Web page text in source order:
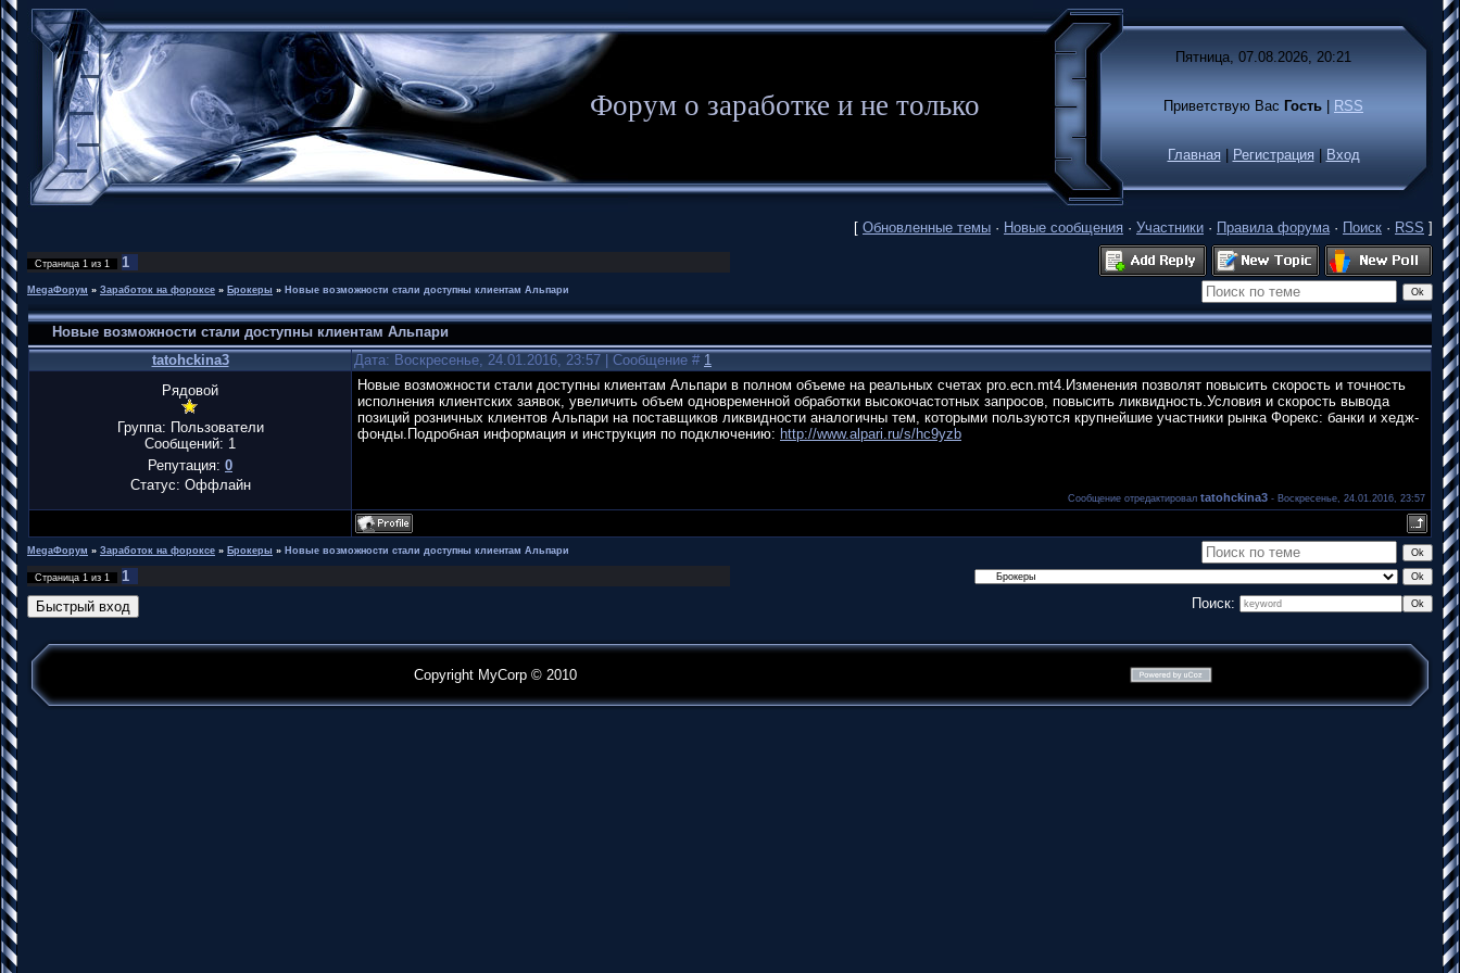
Форум о заработке и не только
Пятница, 07.08.2026, 20:21
Приветствую Вас Гость RSS
Главная Регистрация Вход
[ Обновленные темы · Новые сообщения · Участники · Правила форума· Поиск · RSS ]
Страница 1 из 1 1
MegaФорум » Заработок на фороксе » Брокеры » Новые возможности стали доступны клиентам Альпари
Новые возможности стали доступны клиентам Альпари
tatohckina3
Дата: Воскресенье, 24.01.2016, 23:57 | Сообщение # 1
Рядовой
Группа: Пользователи
Сообщений: 1
Репутация: 0
Статус: Оффлайн
Новые возможности стали доступны клиентам Альпари в полном объеме на реальных счетах pro.ecn.mt4.Изменения позволят повысить скорость и точность
исполнения клиентских заявок, увеличить объем одновременной обработки высокочастотных запросов, повысить ликвидность.Условия и скорость вывода
позиций розничных клиентов Альпари на поставщиков ликвидности аналогичны тем, которыми пользуются крупнейшие участники рынка Форекс: банки и хедж-
фонды.Подробная информация и инструкция по подключению: http://www.alpari.ru/s/hc9yzb
Сообщение отредактировал tatohckina3 - Воскресенье, 24.01.2016, 23:57
MegaФорум » Заработок на фороксе » Брокеры » Новые возможности стали доступны клиентам Альпари
Страница 1 из 1
1
Поиск:
Copyright MyCorp © 2010